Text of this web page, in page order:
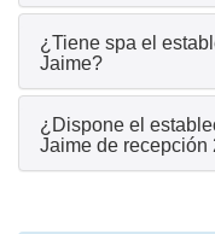
¿Tiene spa el
Jaime?
¿Dispone el
Jaime de recepción